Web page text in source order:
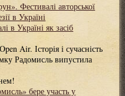
Фестивалі авторської
в Україні
в Україні як засіб
Air. Історія і сучасність
Радомисль випустила
бере участь у